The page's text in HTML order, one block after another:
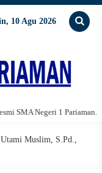
10 Agu 2026
SMA Negeri 1 Pariaman.
Muslim, S.Pd.,